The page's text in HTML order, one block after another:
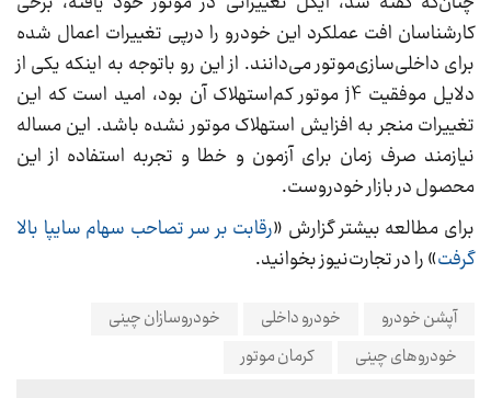
کارشناسان افت عملکرد این خودرو را درپی تغییرات اعمال شده
برای داخلی‌سازی‌موتور می‌دانند. از این رو باتوجه به اینکه یکی از
دلایل موفقیت j4 موتور کم‌استهلاک آن بود، امید است که این
تغییرات منجر به افزایش استهلاک موتور نشده باشد. این مساله
نیازمند صرف زمان برای آزمون و خطا و تجربه استفاده از این
محصول در بازار خودروست.
برای مطالعه بیشتر گزارش «رقابت بر سر تصاحب سهام سایپا بالا
گرفت» را در تجارت‌نیوز بخوانید.
آپشن خودرو خودرو داخلی
خودروسازان چینی
خودروهای چینی
کرمان موتور